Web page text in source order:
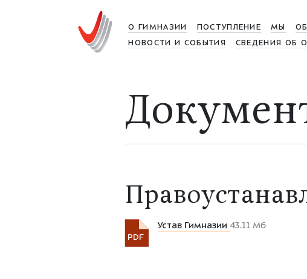
О ГИМНАЗИИ ПОСТУПЛЕНИЕ МЫ
НОВОСТИ И СОБЫТИЯ
СВЕДЕНИЯ ОБ
PDF
Устав Гимназии 43.11 Мб